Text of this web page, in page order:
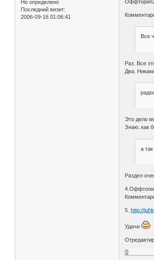
Не определено
Последний визит:
2006-09-16 01:06:41
Оффторип2
Все
Раз. Все
Два.
Это дело
Знаю..как
а
Раздел
5.http://
Удачи
0